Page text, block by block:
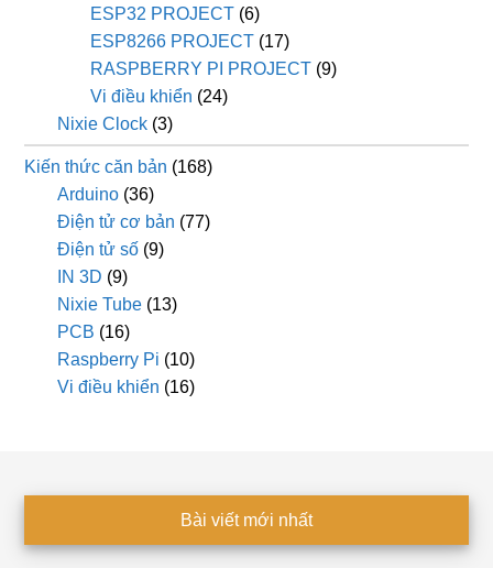
ESP32 PROJECT (6)
ESP8266 PROJECT (17)
RASPBERRY PI PROJECT (9)
Vi điều khiển (24)
Nixie Clock (3)
Kiến thức căn bản (168)
Arduino (36)
Điện tử cơ bản (77)
Điện tử số (9)
IN 3D (9)
Nixie Tube (13)
PCB (16)
Raspberry Pi (10)
Vi điều khiển (16)
Bài viết mới nhất